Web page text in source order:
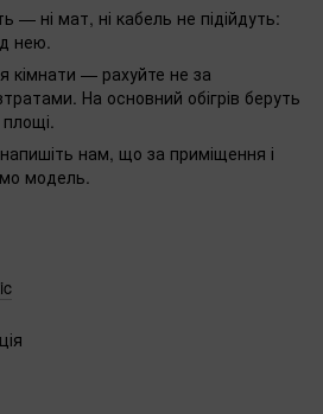
ні мат, ні кабель не підійдуть:
нею.
кімнати — рахуйте не за
На основний обігрів беруть
площі.
нам, що за приміщення і
модель.